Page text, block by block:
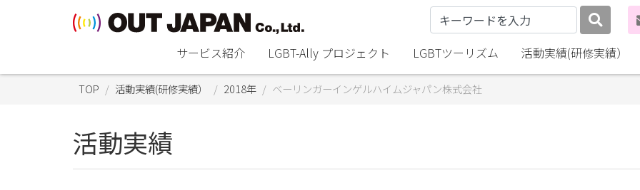
サービス紹介
LGBT-Ally プロジェクト LGBTツーリズム 活動実績(研修実績）
TOP 活動実績(研修実績） 2018年 ベーリンガーインゲルハイムジャパン株式会社
活動実績